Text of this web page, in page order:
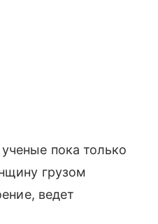
пока только
грузом
ведет